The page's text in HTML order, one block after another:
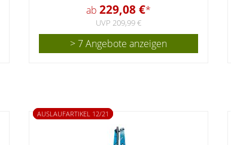
ab 229,08 €*
UVP 209,99 €
> 7 Angebote anzeigen
AUSLAUFARTIKEL 12/21